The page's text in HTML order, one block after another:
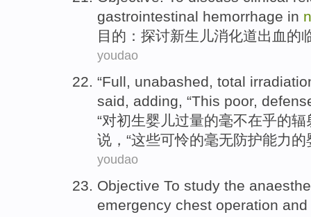
gastrointestinal hemorrhage in
目的 ： 探讨新生儿消化道出血 的
youdao
“Full, unabashed, total
said, adding, “This poor,
“对初生婴儿过量的毫不在乎的辐
说，“这些可怜的毫无防护能力的
youdao
Objective To study the
emergency chest operation and